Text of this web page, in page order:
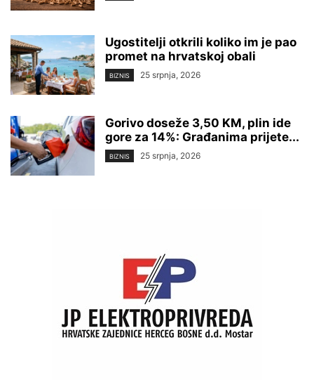
Ugostitelji otkrili koliko im je pao
promet na hrvatskoj obali
BIZNIS 25 srpnja, 2026
Gorivo doseže 3,50 KM, plin ide
gore za 14%: Građanima prijete...
BIZNIS 25 srpnja, 2026